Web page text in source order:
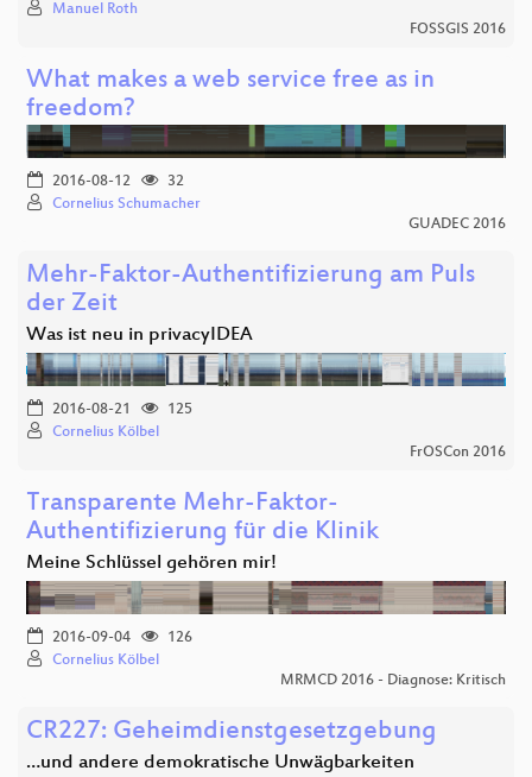
Manuel Roth
FOSSGIS 2016
What makes a web service free as in
freedom?
2016-08-12
32
Cornelius Schumacher
GUADEC 2016
Mehr-Faktor-Authentifizierung am Puls
der Zeit
Was ist neu in privacyIDEA
2016-08-21
125
Cornelius Kölbel
FrOSCon 2016
Transparente Mehr-Faktor-
Authentifizierung für die Klinik
Meine Schlüssel gehören mir!
2016-09-04
126
Cornelius Kölbel
MRMCD 2016 - Diagnose: Kritisch
CR227: Geheimdienstgesetzgebung
…und andere demokratische Unwägbarkeiten